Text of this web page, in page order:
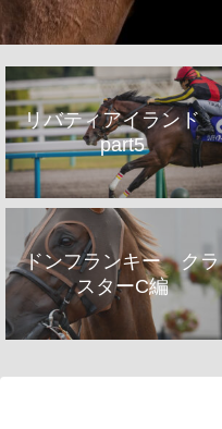
リバティアイランド
part5
ドンフランキー クラ
スターC編